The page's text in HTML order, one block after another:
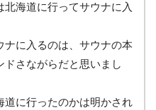
北海道に行ってサウナに入
ナに入るのは、サウナの本
ドさながらだと思いまし
道に行ったのかは明かされ